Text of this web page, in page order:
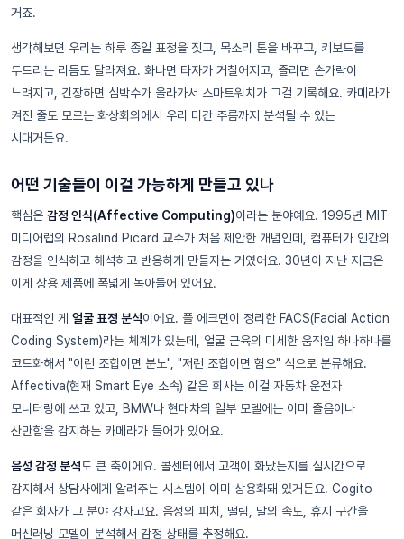
거죠.
생각해보면 우리는 하루 종일 표정을 짓고, 목소리 톤을 바꾸고, 키보드를
두드리는 리듬도 달라져요. 화나면 타자가 거칠어지고, 졸리면 손가락이
느려지고, 긴장하면 심박수가 올라가서 스마트워치가 그걸 기록해요. 카메라가
켜진 줄도 모르는 화상회의에서 우리 미간 주름까지 분석될 수 있는
시대거든요.
어떤 기술들이 이걸 가능하게 만들고 있나
핵심은 감정 인식(Affective Computing)이라는 분야예요. 1995년 MIT
미디어랩의 Rosalind Picard 교수가 처음 제안한 개념인데, 컴퓨터가 인간의
감정을 인식하고 해석하고 반응하게 만들자는 거였어요. 30년이 지난 지금은
이게 상용 제품에 폭넓게 녹아들어 있어요.
대표적인 게 얼굴 표정 분석이에요. 폴 에크먼이 정리한 FACS(Facial Action
Coding System)라는 체계가 있는데, 얼굴 근육의 미세한 움직임 하나하나를
코드화해서 "이런 조합이면 분노", "저런 조합이면 혐오" 식으로 분류해요.
Affectiva(현재 Smart Eye 소속) 같은 회사는 이걸 자동차 운전자
모니터링에 쓰고 있고, BMW나 현대차의 일부 모델에는 이미 졸음이나
산만함을 감지하는 카메라가 들어가 있어요.
음성 감정 분석도 큰 축이에요. 콜센터에서 고객이 화났는지를 실시간으로
감지해서 상담사에게 알려주는 시스템이 이미 상용화돼 있거든요. Cogito
같은 회사가 그 분야 강자고요. 음성의 피치, 떨림, 말의 속도, 휴지 구간을
머신러닝 모델이 분석해서 감정 상태를 추정해요.